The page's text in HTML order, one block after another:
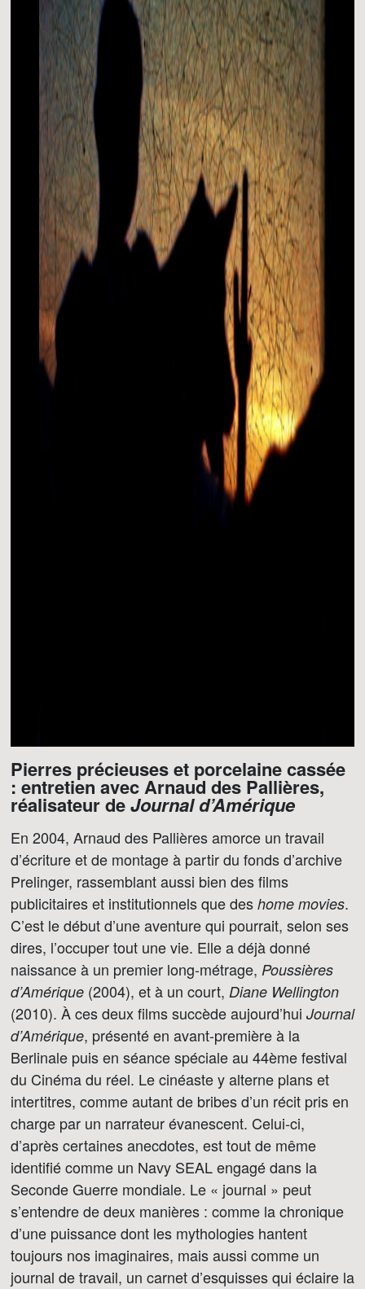
Pierres précieuses et porcelaine cassée
: entretien avec Arnaud des Pallières,
réalisateur deJournal d’Amérique
En 2004, Arnaud des Pallières amorce un travail
d’écriture et de montage à partir du fonds d’archive
Prelinger, rassemblant aussi bien des films
publicitaires et institutionnels que des home movies.
C’est le début d’une aventure qui pourrait, selon ses
dires, l’occuper tout une vie. Elle a déjà donné
naissance à un premier long-métrage, Poussières
d’Amérique (2004), et à un court, Diane Wellington
(2010). À ces deux films succède aujourd’hui Journal
d’Amérique, présenté en avant-première à la
Berlinale puis en séance spéciale au 44ème festival
du Cinéma du réel. Le cinéaste y alterne plans et
intertitres, comme autant de bribes d’un récit pris en
charge par un narrateur évanescent. Celui-ci,
d’après certaines anecdotes, est tout de même
identifié comme un Navy SEAL engagé dans la
Seconde Guerre mondiale. Le « journal » peut
s’entendre de deux manières : comme la chronique
d’une puissance dont les mythologies hantent
toujours nos imaginaires, mais aussi comme un
journal de travail, un carnet d’esquisses qui éclaire la